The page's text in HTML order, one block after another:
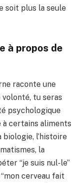
soit plus la seule
à propos de
raconte une
volonté, tu seras
psychologique
certains aliments
l’histoire
la
“je suis nul-le”
cerveau fait